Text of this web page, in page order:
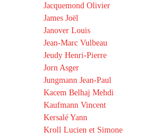
Jacquemond Olivier
James Joël
Janover Louis
Jean-Marc Vulbeau
Jeudy Henri-Pierre
Jorn Asger
Jungmann Jean-Paul
Kacem Belhaj Mehdi
Kaufmann Vincent
Kersalé Yann
Kroll Lucien et Simone